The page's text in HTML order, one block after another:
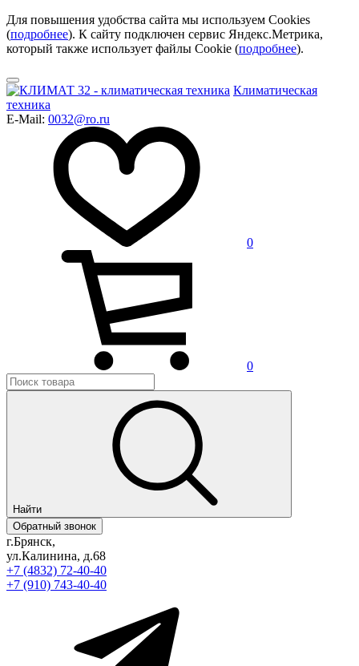
Для повышения удобства сайта мы используем Cookies
(подробнее). К сайту подключен сервис Яндекс.Метрика,
который также использует файлы Cookie (подробнее).
Климатическая
техника
E-Mail: 0032@ro.ru
0
0
Найти
Обратный звонок
г.Брянск,
ул.Калинина, д.68
+7 (4832) 72-40-40
+7 (910) 743-40-40